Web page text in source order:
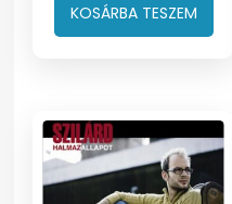
KOSÁRBA TESZEM